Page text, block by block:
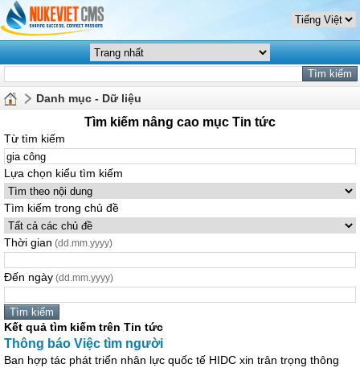
Danh mục - Dữ liệu
Tìm kiếm nâng cao mục Tin tức
Từ tìm kiếm
Lựa chọn kiểu tìm kiếm
Tìm kiếm trong chủ đề
Thời gian (dd.mm.yyyy)
Đến ngày (dd.mm.yyyy)
Kết quả tìm kiếm trên Tin tức
Thông báo Việc tìm người
Ban hợp tác phát triển nhân lực quốc tế HIDC xin trân trọng thông